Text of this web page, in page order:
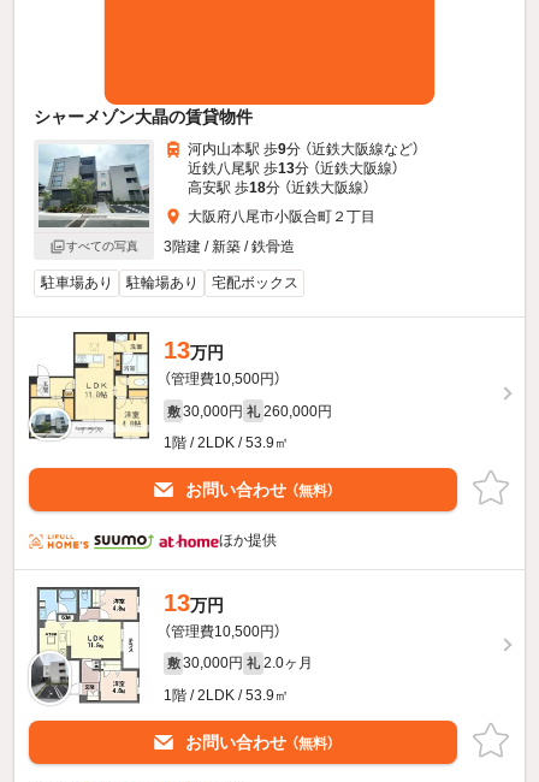
シャーメゾン大晶の賃貸物件
すべての写真
河内山本駅 歩9分 （近鉄大阪線など）
近鉄八尾駅 歩13分 （近鉄大阪線）
高安駅 歩18分 （近鉄大阪線）
大阪府八尾市小阪合町２丁目
3階建 / 新築 / 鉄骨造
駐車場あり 駐輪場あり 宅配ボックス
13万円
（管理費10,500円）
敷 30,000円 礼 260,000円
1階 / 2LDK / 53.9㎡
お問い合わせ （無料）
ほか提供
13万円
（管理費10,500円）
敷 30,000円 礼 2.0ヶ月
1階 / 2LDK / 53.9㎡
お問い合わせ （無料）